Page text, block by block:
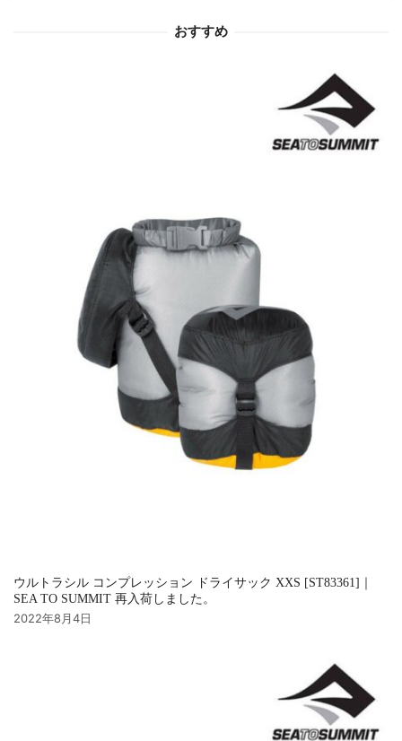
おすすめ
ウルトラシル コンプレッション ドライサック XXS [ST83361]｜
SEA TO SUMMIT 再入荷しました。
2022年8月4日